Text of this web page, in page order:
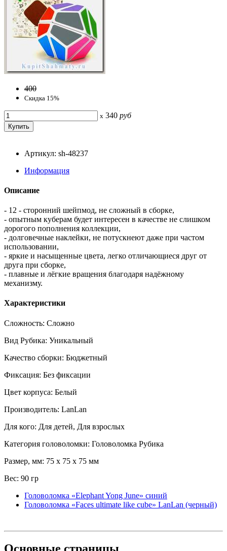
400
Скидка 15%
x 340 руб
Артикул: sh-48237
Информация
Описание
- 12 - сторонний шейпмод, не сложный в сборке,
- опытным куберам будет интересен в качестве не слишком
дорогого пополнения коллекции,
- долговечные наклейки, не потускнеют даже при частом
использовании,
- яркие и насыщенные цвета, легко отличающиеся друг от
друга при сборке,
- плавные и лёгкие вращения благодаря надёжному
механизму.
Характеристики
Сложность: Сложно
Вид Рубика: Уникальный
Качество сборки: Бюджетный
Фиксация: Без фиксации
Цвет корпуса: Белый
Производитель: LanLan
Для кого: Для детей, Для взрослых
Категория головоломки: Головоломка Рубика
Размер, мм: 75 x 75 x 75 мм
Вес: 90 гр
Головоломка «Elephant Yong June» синий
Головоломка «Faces ultimate like cube» LanLan (черный)
Основные страницы